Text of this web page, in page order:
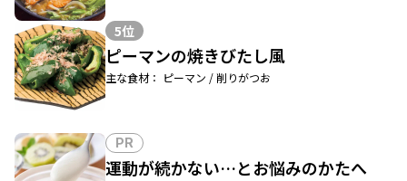
5位
ピーマンの焼きびたし風
主な食材： ピーマン / 削りがつお
PR
運動が続かない…とお悩みのかたへ